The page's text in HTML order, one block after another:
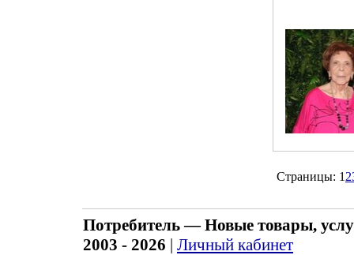
Страницы: 1 2
Потребитель — Новые товары,
2003 - 2026 | Личный кабинет